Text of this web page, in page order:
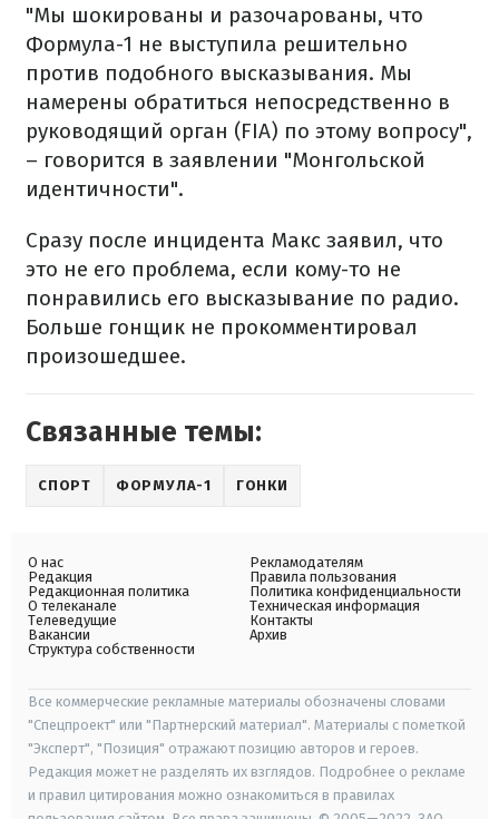
"Мы шокированы и разочарованы, что
Формула-1 не выступила решительно
против подобного высказывания. Мы
намерены обратиться непосредственно в
руководящий орган (FIA) по этому вопросу",
– говорится в заявлении "Монгольской
идентичности".
Сразу после инцидента Макс заявил, что
это не его проблема, если кому-то не
понравились его высказывание по радио.
Больше гонщик не прокомментировал
произошедшее.
Связанные темы:
СПОРТ ФОРМУЛА-1 ГОНКИ
О нас
Редакция
Редакционная политика
О телеканале
Телеведущие
Вакансии
Структура собственности
Рекламодателям
Правила пользования
Политика конфиденциальности
Техническая информация
Контакты
Архив
Все коммерческие рекламные материалы обозначены словами
"Спецпроект" или "Партнерский материал". Материалы с пометкой
"Эксперт", "Позиция" отражают позицию авторов и героев.
Редакция может не разделять их взглядов. Подробнее о рекламе
и правил цитирования можно ознакомиться в правилах